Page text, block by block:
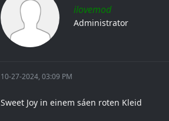
ilovemod
Administrator
10-27-2024, 03:09 PM
Sweet Joy in einem sáen roten Kleid